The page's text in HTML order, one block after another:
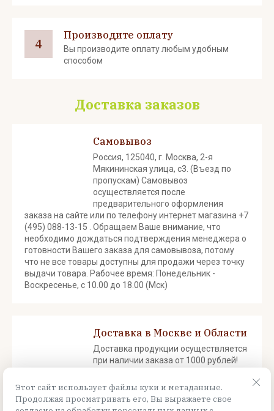
4
Производите оплату
Вы производите оплату любым удобным
способом
Доставка заказов
Самовывоз
Россия, 125040, г. Москва, 2-я
Мякининская улица, с3. (Въезд по
пропускам) Самовывоз
осуществляется после
предварительного оформления
заказа на сайте или по телефону интернет магазина +7
(495) 088-13-15 . Обращаем Ваше внимание, что
необходимо дождаться подтверждения менеджера о
готовности Вашего заказа для самовывоза, потому
что не все товары доступны для продажи через точку
выдачи товара. Рабочее время: Понедельник -
Воскресенье, с 10.00 до 18.00 (Мск)
Доставка в Москве и Области
Доставка продукции осуществляется
при наличии заказа от 1000 рублей!
подъезда! Срок доставки от 1 до 3
рабочих дней.
Этот сайт использует файлы куки и метаданные.
Продолжая просматривать его, Вы выражаете свое